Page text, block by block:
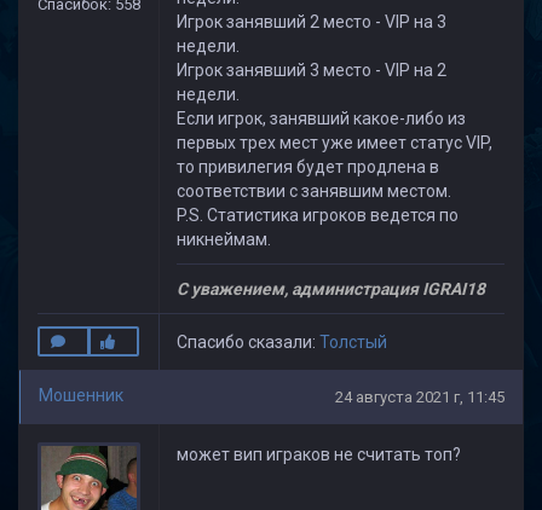
Спасибок: 558
Игрок занявший 2 место - VIP на 3
недели.
Игрок занявший 3 место - VIP на 2
недели.
Если игрок, занявший какое-либо из
первых трех мест уже имеет статус VIP,
то привилегия будет продлена в
соответствии с занявшим местом.
P.S. Статистика игроков ведется по
никнеймам.
С уважением, администрация IGRAI18
Спасибо сказали: Толстый
Мошенник 24 августа 2021 г, 11:45
может вип играков не считать топ?